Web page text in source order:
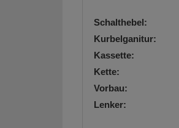
Schalthebel:
Kurbelganitur:
Kassette:
Kette:
Vorbau:
Lenker: